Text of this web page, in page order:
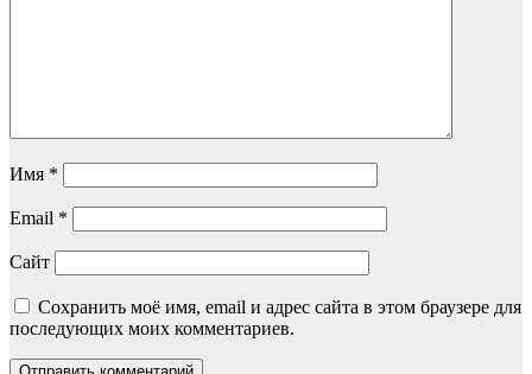
Имя *
Email *
Сайт
Сохранить моё имя, email и адрес сайта в этом браузере для
последующих моих комментариев.